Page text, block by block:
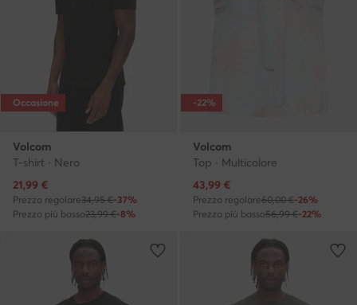
Occasione
Volcom
T-shirt · Nero
Prezzo attuale
21,99 €
Prezzo regolare34,95 €-37%
Prezzo più basso23,99 €-8%
-22%
Volcom
Top · Multicolore
Prezzo attuale
43,99 €
Prezzo regolare60,00 €-26%
Prezzo più basso56,99 €-22%